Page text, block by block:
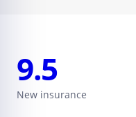
9.5
New insurance